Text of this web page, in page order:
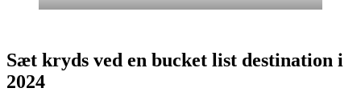
Sæt kryds ved en bucket list destination i
2024